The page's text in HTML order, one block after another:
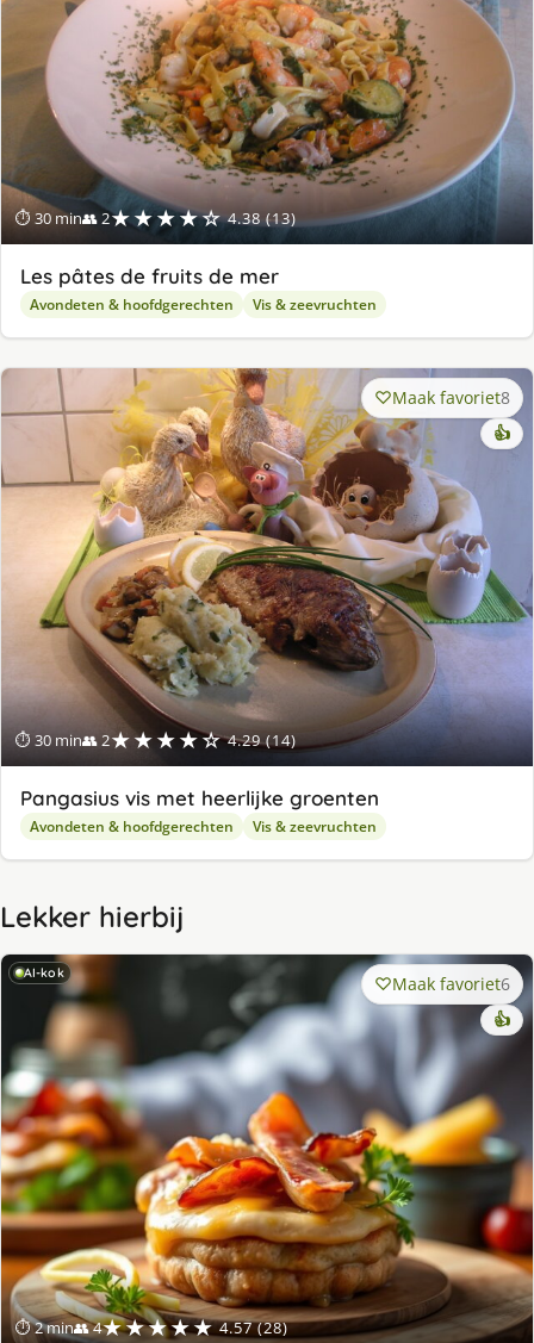
⏱ 30 min👥 2★★★★☆ 4.38 (13)
Les pâtes de fruits de mer
Avondeten & hoofdgerechten Vis & zeevruchten
⏱ 30 min👥 2★★★★☆ 4.29 (14)
Maak favoriet8
👍
Pangasius vis met heerlijke groenten
Avondeten & hoofdgerechten Vis & zeevruchten
Lekker hierbij
AI-kok
⏱ 2 min👥 4★★★★★ 4.57 (28)
Maak favoriet6
👍